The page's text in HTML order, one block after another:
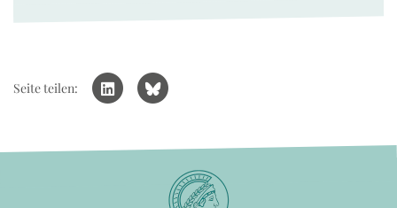
Seite teilen: